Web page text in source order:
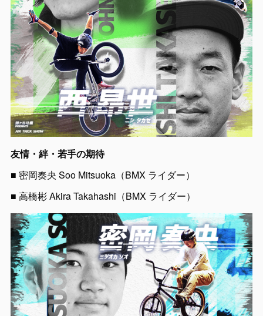
友情・絆・若手の期待
■ 密岡奏央 Soo Mitsuoka（BMX ライダー）
■ 高橋彬 Akira Takahashi（BMX ライダー）